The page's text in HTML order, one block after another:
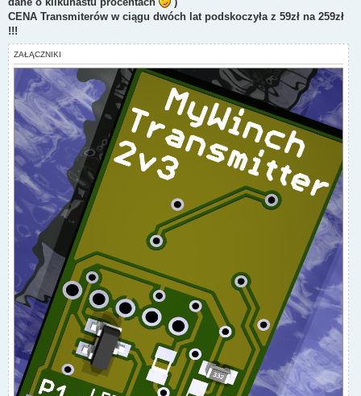
CENA Transmiterów w ciągu dwóch lat podskoczyła z 59zł na 259zł
!!!
ZAŁĄCZNIKI